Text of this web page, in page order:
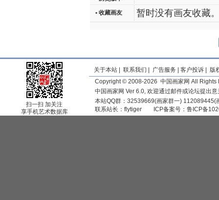
• 收藏画友 暂时没有画友收藏
扫一扫 加关注
享手机艺术数据库
关于本站 联系我们 广告服务 客户投诉
版
Copyright © 2008-2026 中国画家网 All Rights
中国画家网 Ver 6.0, 欢迎通过邮件或论坛提出
本站QQ群：32539669(画家群一)
联系站长： flytiger ICP备案号： 鲁ICP备